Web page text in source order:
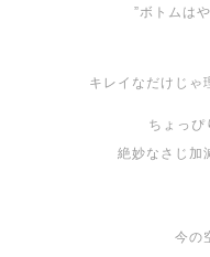
”ボトムは
キレイなだけじゃ
ちょっぴ
絶妙なさじ加
今の